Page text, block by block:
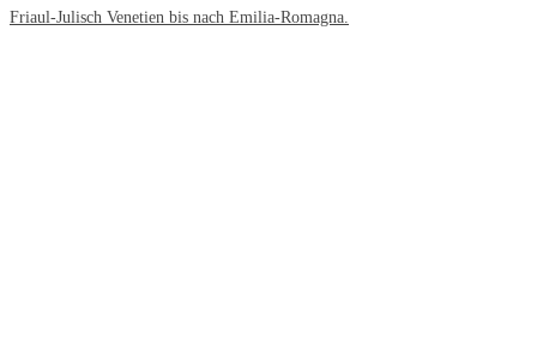
Friaul-Julisch Venetien bis nach Emilia-Romagna.